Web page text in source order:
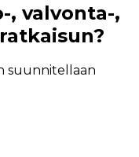
, valvonta-,
suunnitellaan